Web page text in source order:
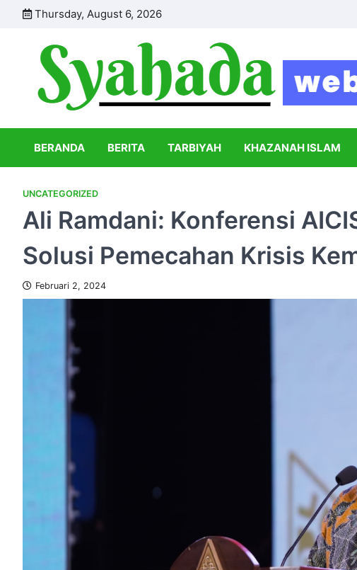
Thursday, August 6, 2026
BERANDA BERITA TARBIYAH KHAZANAH ISLAM
UNCATEGORIZED
Ali Ramdani: Konferensi
Solusi Pemecahan Krisis
Februari 2, 2024